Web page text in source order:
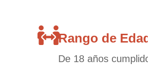
Rango de
De 18 años